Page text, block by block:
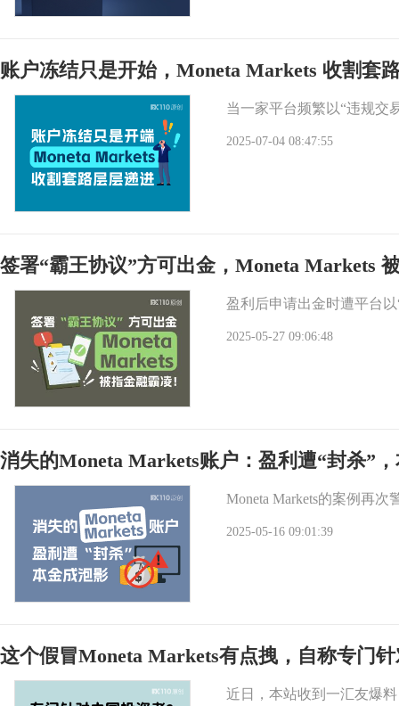
账户冻结只是开始，Moneta Markets 收割套
当一家平台频繁以“违规交
2025-07-04 08:47:55
签署“霸王协议”方可出金，Moneta Markets
盈利后申请出金时遭平台
2025-05-27 09:06:48
消失的Moneta Markets账户：盈利遭“封杀”
Moneta Markets的案例再
2025-05-16 09:01:39
这个假冒Moneta Markets有点拽，自称专门
近日，本站收到一汇友爆